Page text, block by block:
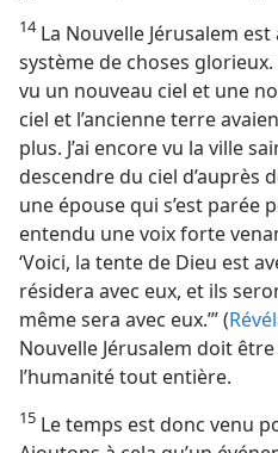
14La Nouvelle Jérusalem
système de choses glorieux.
vu un nouveau ciel et une
ciel et l’ancienne terre
plus. J’ai encore vu la ville
descendre du ciel d’auprès
une épouse qui s’est parée
entendu une voix forte
‘Voici, la tente de Dieu est
résidera avec eux, et ils
même sera avec eux.’” (
Nouvelle Jérusalem doit
l’humanité tout entière.
15 Le temps est donc venu